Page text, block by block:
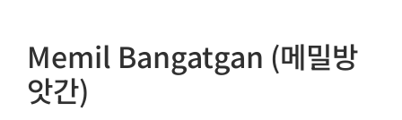
Memil Bangatgan (메밀방
앗간)